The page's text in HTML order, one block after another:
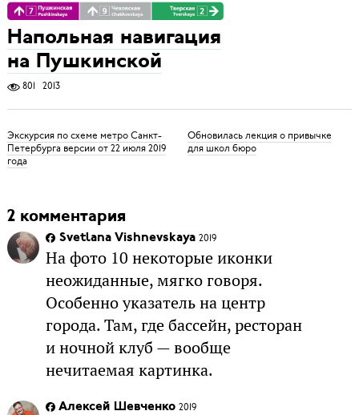
Напольная навигация
на Пушкинской
801 2013
Экскурсия по схеме метро Санкт-
Петербурга версии от 22 июля 2019
года
Обновилась лекция о привычке
для школ бюро
2 комментария
Svetlana Vishnevskaya 2019
На фото 10 некоторые иконки
неожиданные, мягко говоря.
Особенно указатель на центр
города. Там, где бассейн, ресторан
и ночной клуб — вообще
нечитаемая картинка.
Алексей Шевченко 2019